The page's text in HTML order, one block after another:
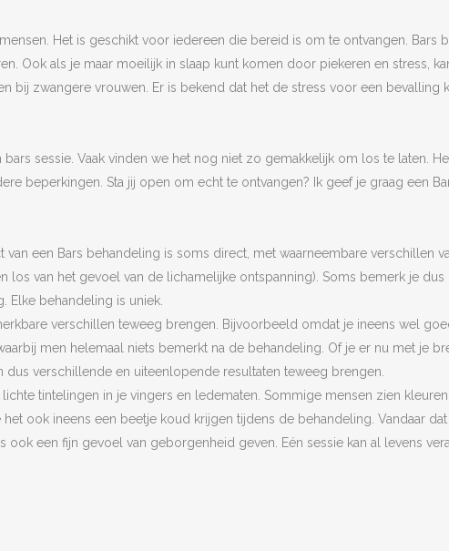
Het is geschikt voor iedereen die bereid is om te ontvangen. Bars
Ook als je maar moeilijk in slaap kunt komen door piekeren en stress,
zwangere vrouwen. Er is bekend dat het de stress voor een bevalling
sessie. Vaak vinden we het nog niet zo gemakkelijk om los te laten.
beperkingen. Sta jij open om echt te ontvangen? Ik geef je graag een
een Bars behandeling is soms direct, met waarneembare verschillen
van het gevoel van de lichamelijke ontspanning). Soms bemerk je
Elke behandeling is uniek.
verschillen teweeg brengen. Bijvoorbeeld omdat je ineens wel
men helemaal niets bemerkt na de behandeling. Of je er nu met je
verschillende en uiteenlopende resultaten teweeg brengen.
tintelingen in je vingers en ledematen. Sommige mensen zien
ook ineens een beetje koud krijgen tijdens de behandeling. Vandaar
een fijn gevoel van geborgenheid geven. Eén sessie kan al levens